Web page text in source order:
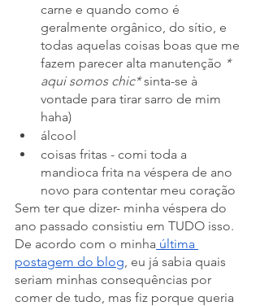
carne e quando como é
geralmente orgânico, do sítio, e
todas aquelas coisas boas que me
fazem parecer alta manutenção *
aqui somos chic* sinta-se à
vontade para tirar sarro de mim
haha)
álcool
coisas fritas - comi toda a
mandioca frita na véspera de ano
novo para contentar meu coração
Sem ter que dizer- minha véspera do
ano passado consistiu em TUDO isso.
De acordo com o minha última
postagem do blog, eu já sabia quais
seriam minhas consequências por
comer de tudo, mas fiz porque queria